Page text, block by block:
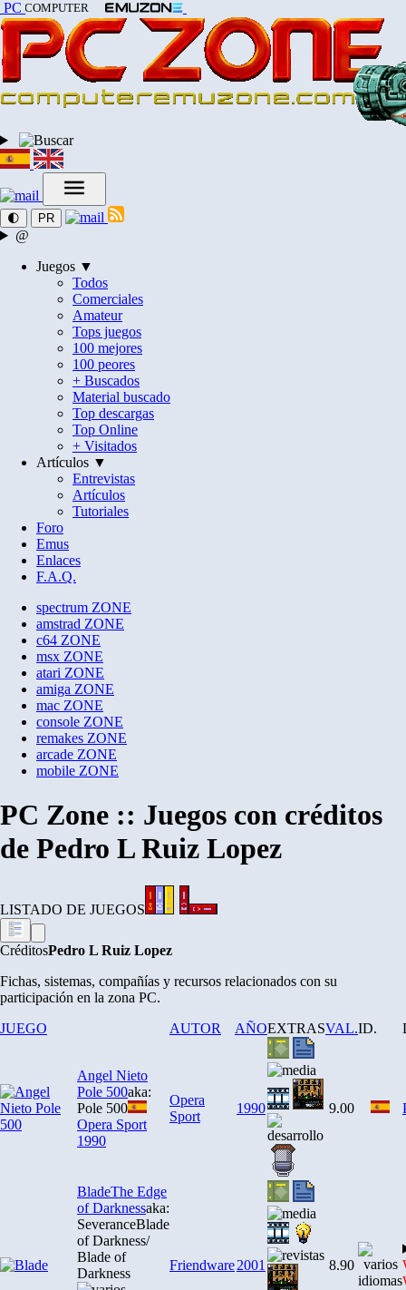
PC COMPUTER
🌓 PR
@
Juegos ▼
Todos
Comerciales
Amateur
Tops juegos
100 mejores
100 peores
+ Buscados
Material buscado
Top descargas
Top Online
+ Visitados
Artículos ▼
Entrevistas
Artículos
Tutoriales
Foro
Emus
Enlaces
F.A.Q.
spectrum ZONE
amstrad ZONE
c64 ZONE
msx ZONE
atari ZONE
amiga ZONE
mac ZONE
console ZONE
remakes ZONE
arcade ZONE
mobile ZONE
PC Zone :: Juegos con créditos
de Pedro L Ruiz Lopez
LISTADO DE JUEGOS
CréditosPedro L Ruiz Lopez
Fichas, sistemas, compañías y recursos relacionados con su
participación en la zona PC.
JUEGO
AUTOR AÑOEXTRASVAL.ID.
Angel Nieto
Pole 500aka:
Pole 500
Opera Sport
1990
Opera
Sport
1990 9.00
BladeThe Edge
of Darknessaka:
SeveranceBlade
of Darkness/
Blade of
Darkness
Friendware2001 8.90